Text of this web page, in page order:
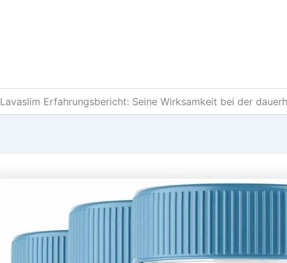
Lavaslim Erfahrungsbericht: Seine Wirksamkeit bei der